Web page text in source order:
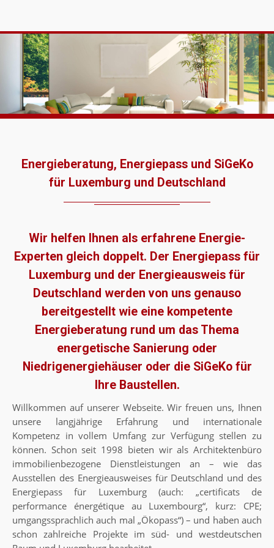
Energieberatung, Energiepass und SiGeKo
für Luxemburg und Deutschland
Wir helfen Ihnen als erfahrene Energie-
Experten gleich doppelt. Der Energiepass für
Luxemburg und der Energieausweis für
Deutschland werden von uns genauso
bereitgestellt wie eine kompetente
Energieberatung rund um das Thema
energetische Sanierung oder
Niedrigenergiehäuser oder die SiGeKo für
Ihre Baustellen.
Willkommen auf unserer Webseite. Wir freuen uns, Ihnen
unsere langjährige Erfahrung und internationale
Kompetenz in vollem Umfang zur Verfügung stellen zu
können. Schon seit 1998 bieten wir als Architektenbüro
immobilienbezogene Dienstleistungen an – wie das
Ausstellen des Energieausweises für Deutschland und des
Energiepass für Luxemburg (auch: „certificats de
performance énergétique au Luxembourg“, kurz: CPE;
umgangssprachlich auch mal „Ökopass“) – und haben auch
schon zahlreiche Projekte im süd- und westdeutschen